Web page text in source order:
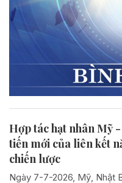
Hợp tác hạt nhân Mỹ
tiến mới của liên kết
chiến lược
Ngày 7-7-2026, Mỹ, Nhật